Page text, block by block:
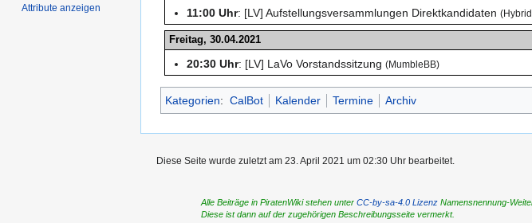
11:00 Uhr: [LV] Aufstellungsversammlungen Direktkandidaten
Freitag, 30.04.2021
20:30 Uhr: [LV] LaVo Vorstandssitzung(MumbleBB)
Kategorien: CalBot Kalender Termine Archiv
Attribute anzeigen
Diese Seite wurde zuletzt am 23. April 2021 um 02:30 Uhr bearbeitet.
Alle Beiträge in PiratenWiki stehen unterCC-by-sa-4.0 Lizenz Namensnennung-
Diese ist dann auf der zugehörigen Beschreibungsseite vermerkt.